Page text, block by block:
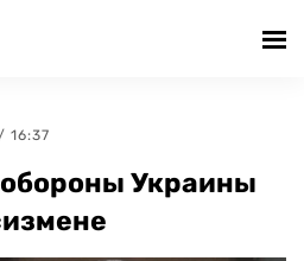
16:37
Украины